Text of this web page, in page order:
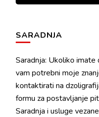
SARADNJA
Saradnja: Ukoliko imate
vam potrebni moje
kontaktirati na
formu za postavljanje
Saradnja i usluge